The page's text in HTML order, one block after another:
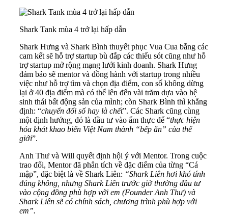
Shark Tank mùa 4 trở lại hấp dẫn
Shark Hưng và Shark Bình thuyết phục Vua Cua bằng các
cam kết sẽ hỗ trợ startup bù đắp các thiếu sót cũng như hỗ
trợ startup mở rộng mạng lưới kinh doanh. Shark Hưng
đảm bảo sẽ mentor và đồng hành với startup trong nhiều
việc như hỗ trợ tìm và chọn địa điểm, con số không dừng
lại ở 40 địa điểm mà có thể lên đến vài trăm dựa vào hệ
sinh thái bất động sản của mình; còn Shark Bình thì khẳng
định: “chuyển đổi số hay là chết”. Các Shark cũng cùng
một định hướng, đó là đầu tư vào ẩm thực để “thực hiện
hóa khát khao biến Việt Nam thành “bếp ăn” của thế
giới”.
Anh Thư và Will quyết định hội ý với Mentor. Trong cuộc
trao đổi, Mentor đã phân tích về đặc điểm của từng “Cá
mập”, đặc biệt là về Shark Liên: “Shark Liên hơi khó tính
đúng không, nhưng Shark Liên trước giờ thường đầu tư
vào cộng đồng phù hợp với em (Founder Anh Thư) và
Shark Liên sẽ có chính sách, chương trình phù hợp với
em”.